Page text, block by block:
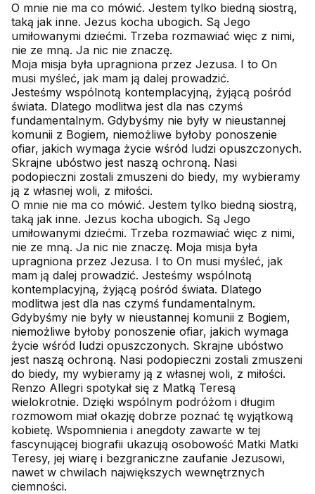
O mnie nie ma co mówić. Jestem tylko biedną siostrą,
taką jak inne. Jezus kocha ubogich. Są Jego
umiłowanymi dziećmi. Trzeba rozmawiać więc z nimi,
nie ze mną. Ja nic nie znaczę.
Moja misja była upragniona przez Jezusa. I to On
musi myśleć, jak mam ją dalej prowadzić.
Jesteśmy wspólnotą kontemplacyjną, żyjącą pośród
świata. Dlatego modlitwa jest dla nas czymś
fundamentalnym. Gdybyśmy nie były w nieustannej
komunii z Bogiem, niemożliwe byłoby ponoszenie
ofiar, jakich wymaga życie wśród ludzi opuszczonych.
Skrajne ubóstwo jest naszą ochroną. Nasi
podopieczni zostali zmuszeni do biedy, my wybieramy
ją z własnej woli, z miłości.
O mnie nie ma co mówić. Jestem tylko biedną siostrą,
taką jak inne. Jezus kocha ubogich. Są Jego
umiłowanymi dziećmi. Trzeba rozmawiać więc z nimi,
nie ze mną. Ja nic nie znaczę. Moja misja była
upragniona przez Jezusa. I to On musi myśleć, jak
mam ją dalej prowadzić. Jesteśmy wspólnotą
kontemplacyjną, żyjącą pośród świata. Dlatego
modlitwa jest dla nas czymś fundamentalnym.
Gdybyśmy nie były w nieustannej komunii z Bogiem,
niemożliwe byłoby ponoszenie ofiar, jakich wymaga
życie wśród ludzi opuszczonych. Skrajne ubóstwo
jest naszą ochroną. Nasi podopieczni zostali zmuszeni
do biedy, my wybieramy ją z własnej woli, z miłości.
Renzo Allegri spotykał się z Matką Teresą
wielokrotnie. Dzięki wspólnym podróżom i długim
rozmowom miał okazję dobrze poznać tę wyjątkową
kobietę. Wspomnienia i anegdoty zawarte w tej
fascynującej biografii ukazują osobowość Matki Matki
Teresy, jej wiarę i bezgraniczne zaufanie Jezusowi,
nawet w chwilach największych wewnętrznych
ciemności.